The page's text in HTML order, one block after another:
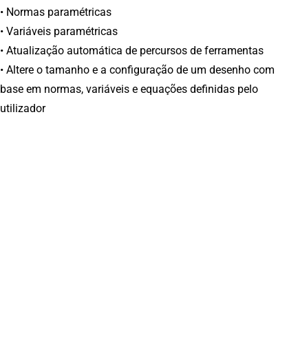
• Normas paramétricas
• Variáveis paramétricas
• Atualização automática de percursos de ferramentas
• Altere o tamanho e a configuração de um desenho com
base em normas, variáveis e equações definidas pelo
utilizador